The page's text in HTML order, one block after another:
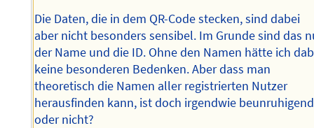
Die Daten, die in dem QR-Code stecken, sind dabei
aber nicht besonders sensibel. Im Grunde sind das
der Name und die ID. Ohne den Namen hätte ich
keine besonderen Bedenken. Aber dass man
theoretisch die Namen aller registrierten Nutzer
herausfinden kann, ist doch irgendwie
oder nicht?